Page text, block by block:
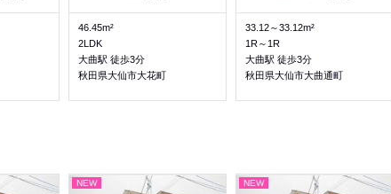
46.45m²
2LDK
大曲駅 徒歩3分
秋田県大仙市大花町
33.12～33.12m²
1R～1R
大曲駅 徒歩3分
秋田県大仙市大曲通町
NEW NEW